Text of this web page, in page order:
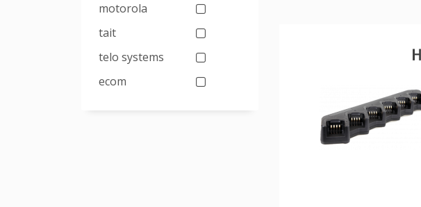
motorola
tait
telo systems
ecom